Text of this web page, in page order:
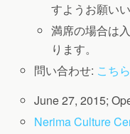
すようお願い
満席の場合は
ります。
問い合わせ: こちら
June 27, 2015;
Nerima Culture